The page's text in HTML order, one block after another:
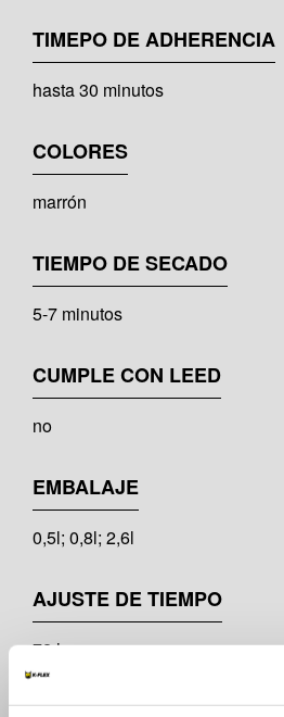
TIMEPO DE ADHERENCIA
hasta 30 minutos
COLORES
marrón
TIEMPO DE SECADO
5-7 minutos
CUMPLE CON LEED
no
EMBALAJE
0,5l; 0,8l; 2,6l
AJUSTE DE TIEMPO
72 horas
RANGO DE